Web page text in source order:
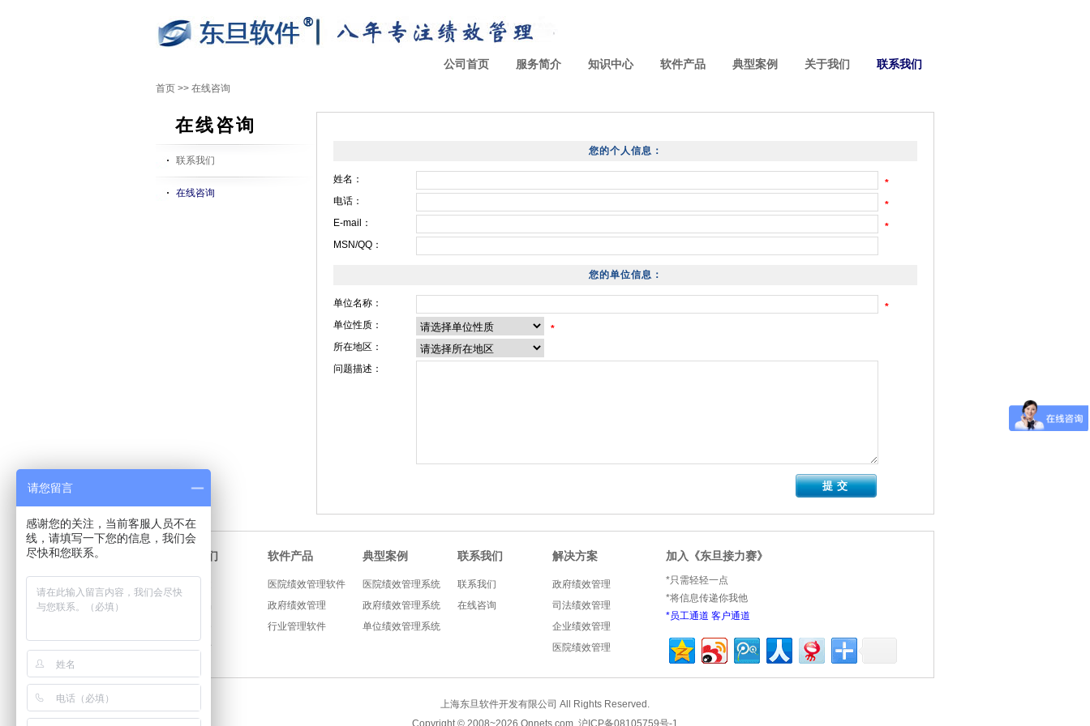
公司首页 服务简介 知识中心 软件产品 典型案例 关于我们 联系我们
首页 >> 在线咨询
在线咨询
联系我们
在线咨询
您的个人信息：
姓名：
*
电话：
*
E-mail：
*
MSN/QQ：
您的单位信息：
单位名称：
*
单位性质：
*
所在地区：
问题描述：
关于我们
公司资质
软件产品
医院绩效管理软件
政府绩效管理
行业管理软件
典型案例
医院绩效管理系统
政府绩效管理系统
单位绩效管理系统
联系我们
联系我们
在线咨询
解决方案
政府绩效管理
司法绩效管理
企业绩效管理
医院绩效管理
加入《东旦接力赛》
*只需轻轻一点
*将信息传递你我他
*员工通道 客户通道
上海东旦软件开发有限公司 All Rights Reserved.
Copyright © 2008~2026 Onnets.com 沪ICP备08105759号-1
请您留言
感谢您的关注，当前客服人员不在
线，请填写一下您的信息，我们会
尽快和您联系。